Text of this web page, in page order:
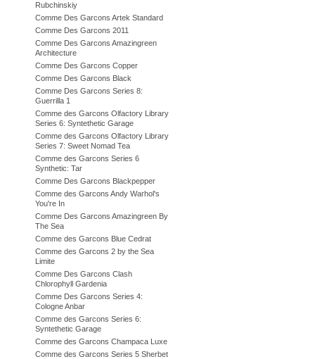
Rubchinskiy
Comme Des Garcons Artek Standard
Comme Des Garcons 2011
Comme Des Garcons Amazingreen
Architecture
Comme Des Garcons Copper
Comme Des Garcons Black
Comme Des Garcons Series 8:
Guerrilla 1
Comme des Garcons Olfactory Library
Series 6: Syntethetic Garage
Comme des Garcons Olfactory Library
Series 7: Sweet Nomad Tea
Comme des Garcons Series 6
Synthetic: Tar
Comme Des Garcons Blackpepper
Comme des Garcons Andy Warhol's
You're In
Comme Des Garcons Amazingreen By
The Sea
Comme des Garcons Blue Cedrat
Comme des Garcons 2 by the Sea
Limite
Comme Des Garcons Clash
Chlorophyll Gardenia
Comme Des Garcons Series 4:
Cologne Anbar
Comme des Garcons Series 6:
Syntethetic Garage
Comme des Garcons Champaca Luxe
Comme des Garcons Series 5 Sherbet